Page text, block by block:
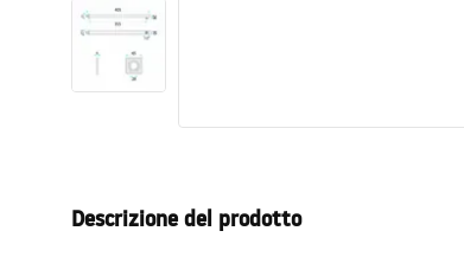
Set doccia
Descrizione del prodotto